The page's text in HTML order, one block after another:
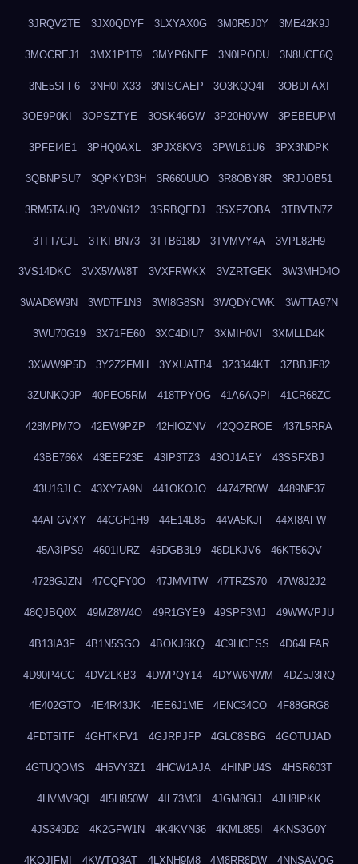
3JRQV2TE 3JX0QDYF 3LXYAX0G 3M0R5J0Y 3ME42K9J
3MOCREJ1 3MX1P1T9 3MYP6NEF 3N0IPODU 3N8UCE6Q
3NE5SFF6 3NH0FX33 3NISGAEP 3O3KQQ4F 3OBDFAXI
3OE9P0KI 3OPSZTYE 3OSK46GW 3P20H0VW 3PEBEUPM
3PFEI4E1 3PHQ0AXL 3PJX8KV3 3PWL81U6 3PX3NDPK
3QBNPSU7 3QPKYD3H 3R660UUO 3R8OBY8R 3RJJOB51
3RM5TAUQ 3RV0N612 3SRBQEDJ 3SXFZOBA 3TBVTN7Z
3TFI7CJL 3TKFBN73 3TTB618D 3TVMVY4A 3VPL82H9
3VS14DKC 3VX5WW8T 3VXFRWKX 3VZRTGEK 3W3MHD4O
3WAD8W9N 3WDTF1N3 3WI8G8SN 3WQDYCWK 3WTTA97N
3WU70G19 3X71FE60 3XC4DIU7 3XMIH0VI 3XMLLD4K
3XWW9P5D 3Y2Z2FMH 3YXUATB4 3Z3344KT 3ZBBJF82
3ZUNKQ9P 40PEO5RM 418TPYOG 41A6AQPI 41CR68ZC
428MPM7O 42EW9PZP 42HIOZNV 42QOZROE 437L5RRA
43BE766X 43EEF23E 43IP3TZ3 43OJ1AEY 43SSFXBJ
43U16JLC 43XY7A9N 441OKOJO 4474ZR0W 4489NF37
44AFGVXY 44CGH1H9 44E14L85 44VA5KJF 44XI8AFW
45A3IPS9 4601IURZ 46DGB3L9 46DLKJV6 46KT56QV
4728GJZN 47CQFY0O 47JMVITW 47TRZS70 47W8J2J2
48QJBQ0X 49MZ8W4O 49R1GYE9 49SPF3MJ 49WWVPJU
4B13IA3F 4B1N5SGO 4BOKJ6KQ 4C9HCESS 4D64LFAR
4D90P4CC 4DV2LKB3 4DWPQY14 4DYW6NWM 4DZ5J3RQ
4E402GTO 4E4R43JK 4EE6J1ME 4ENC34CO 4F88GRG8
4FDT5ITF 4GHTKFV1 4GJRPJFP 4GLC8SBG 4GOTUJAD
4GTUQOMS 4H5VY3Z1 4HCW1AJA 4HINPU4S 4HSR603T
4HVMV9QI 4I5H850W 4IL73M3I 4JGM8GIJ 4JH8IPKK
4JS349D2 4K2GFW1N 4K4KVN36 4KML855I 4KNS3G0Y
4KQJIFMI 4KWTO3AT 4LXNH9M8 4M8RR8DW 4NNSAVOG